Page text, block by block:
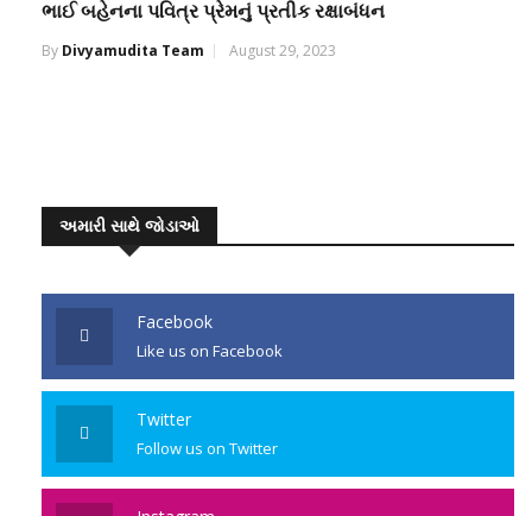
ભાઈ બહેનના પવિત્ર પ્રેમનું પ્રતીક રક્ષાબંધન
By Divyamudita Team August 29, 2023
અમારી સાથે જોડાઓ
Facebook
Like us on Facebook
Twitter
Follow us on Twitter